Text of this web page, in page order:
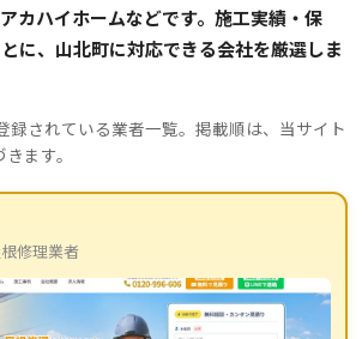
カハイホームなどです。施工実績・保
に、山北町に対応できる会社を厳選しま
されている業者一覧。掲載順は、当サイト
ます。
修理業者